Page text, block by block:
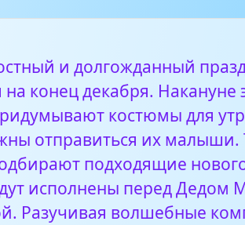
год
и долгожданный
на конец декабря. Накануне
костюмы для
отправиться их малыши.
подходящие
исполнены перед Дедом
Разучивая волшебные